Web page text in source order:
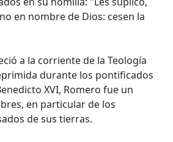
en nombre de Dios: cesen la
a la corriente de la Teología
durante los pontificados
XVI, Romero fue un
en particular de los
de sus tierras.